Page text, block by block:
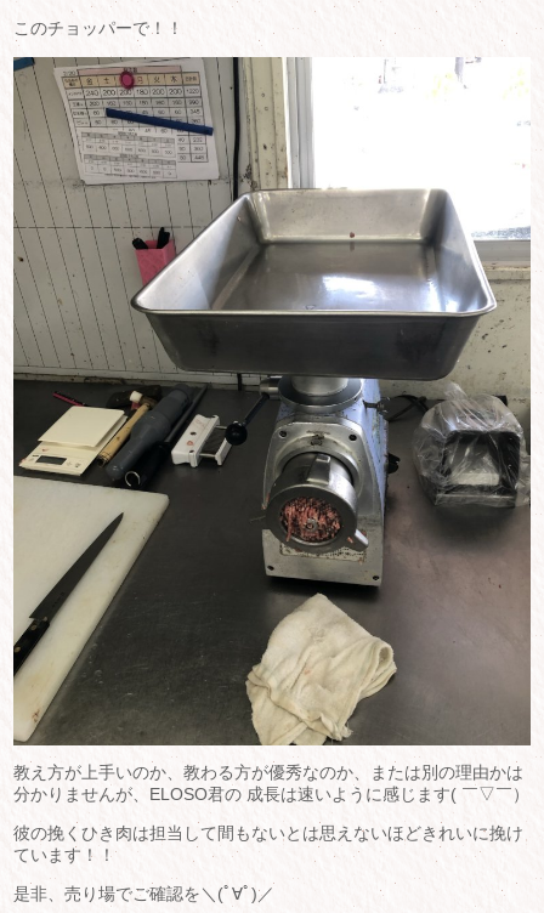
このチョッパーで！！
教え方が上手いのか、教わる方が優秀なのか、または別の理由かは
分かりませんが、ELOSO君の 成長は速いように感じます( ￣▽￣）
彼の挽くひき肉は担当して間もないとは思えないほどきれいに挽け
ています！！
是非、売り場でご確認を＼(ﾟ∀ﾟ)／